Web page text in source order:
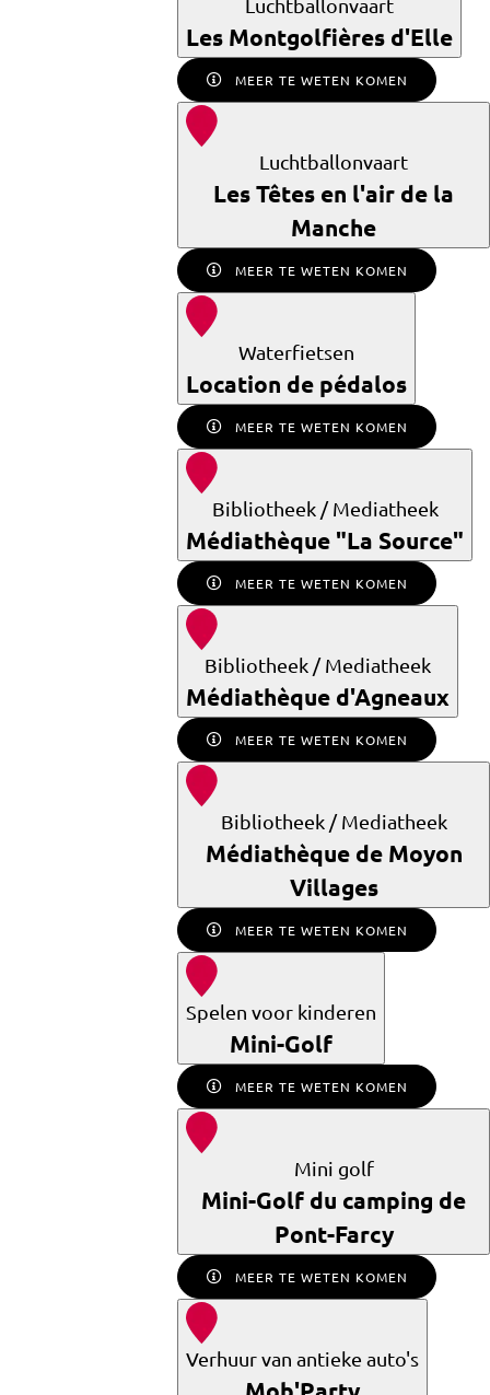
Luchtballonvaart
Les Montgolfières d'Elle
MEER TE WETEN KOMEN
Luchtballonvaart
Les Têtes en l'air de la
Manche
MEER TE WETEN KOMEN
Waterfietsen
Location de pédalos
MEER TE WETEN KOMEN
Bibliotheek / Mediatheek
Médiathèque "La Source"
MEER TE WETEN KOMEN
Bibliotheek / Mediatheek
Médiathèque d'Agneaux
MEER TE WETEN KOMEN
Bibliotheek / Mediatheek
Médiathèque de Moyon
Villages
MEER TE WETEN KOMEN
Spelen voor kinderen
Mini-Golf
MEER TE WETEN KOMEN
Mini golf
Mini-Golf du camping de
Pont-Farcy
MEER TE WETEN KOMEN
Verhuur van antieke auto's